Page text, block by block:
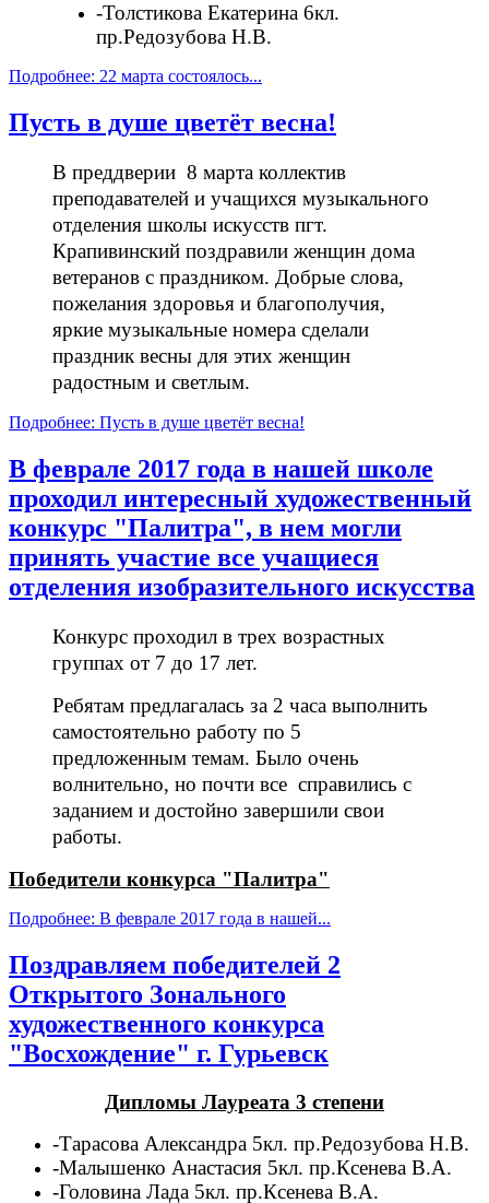
-Толстикова Екатерина 6кл.
пр.Редозубова Н.В.
Подробнее: 22 марта состоялось...
Пусть в душе цветёт весна!
В преддверии 8 марта коллектив
преподавателей и учащихся музыкального
отделения школы искусств пгт.
Крапивинский поздравили женщин дома
ветеранов с праздником. Добрые слова,
пожелания здоровья и благополучия,
яркие музыкальные номера сделали
праздник весны для этих женщин
радостным и светлым.
Подробнее: Пусть в душе цветёт весна!
В феврале 2017 года в нашей школе
проходил интересный художественный
конкурс "Палитра", в нем могли
принять участие все учащиеся
отделения изобразительного искусства
Конкурс проходил в трех возрастных
группах от 7 до 17 лет.
Ребятам предлагалась за 2 часа выполнить
самостоятельно работу по 5
предложенным темам. Было очень
волнительно, но почти все справились с
заданием и достойно завершили свои
работы.
Победители конкурса "Палитра"
Подробнее: В феврале 2017 года в нашей...
Поздравляем победителей 2
Открытого Зонального
художественного конкурса
"Восхождение" г. Гурьевск
Дипломы Лауреата 3 степени
-Тарасова Александра 5кл. пр.Редозубова Н.В.
-Малышенко Анастасия 5кл. пр.Ксенева В.А.
-Головина Лада 5кл. пр.Ксенева В.А.